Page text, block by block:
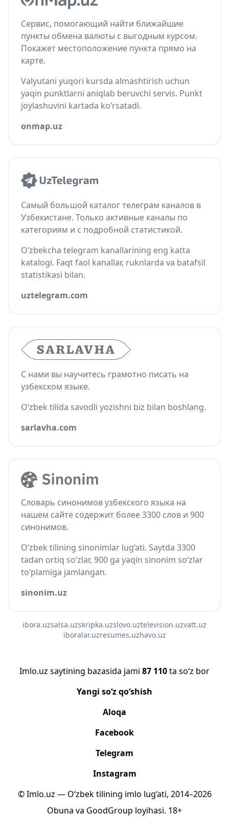
Сервис, помогающий найти ближайшие
пункты обмена валюты с выгодным курсом.
Покажет местоположение пункта прямо на
карте.
Valyutani yuqori kursda almashtirish uchun
yaqin punktlarni aniqlab beruvchi servis. Punkt
joylashuvini kartada ko‘rsatadi.
onmap.uz
Самый большой каталог телеграм каналов в
Узбекистане. Только активные каналы по
категориям и с подробной статистикой.
O‘zbekcha telegram kanallarining eng katta
katalogi. Faqt faol kanallar, ruknlarda va batafsil
statistikasi bilan.
uztelegram.com
С нами вы научитесь грамотно писать на
узбекском языке.
O‘zbek tilida savodli yozishni biz bilan boshlang.
sarlavha.com
Словарь синонимов узбекского языка на
нашем сайте содержит более 3300 слов и 900
синонимов.
O‘zbek tilining sinonimlar lug‘ati. Saytda 3300
tadan ortiq so‘zlar, 900 ga yaqin sinonim so‘zlar
to‘plamiga jamlangan.
sinonim.uz
ibora.uzsalsa.uzskripka.uzslovo.uztelevision.uzvatt.uz
iboralar.uzresumes.uzhavo.uz
Imlo.uz saytining bazasida jami 87 110ta so‘z bor
Yangi so‘z qo‘shish
Aloqa
Facebook
Telegram
Instagram
© Imlo.uz — O‘zbek tilining imlo lug‘ati, 2014–2026
Obuna va GoodGroup loyihasi. 18+